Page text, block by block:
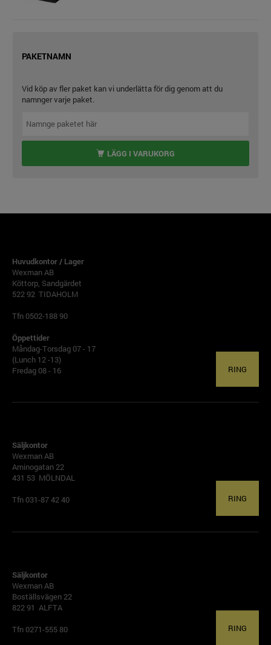
PAKETNAMN
Vid köp av fler paket kan vi underlätta för dig genom att du
namnger varje paket.
LÄGG I VARUKORG
Huvudkontor / Lager
Wexman AB
Köttorp, Sandgärdet
522 92 TIDAHOLM
Tfn 0502-188 90
Öppettider
Måndag-Torsdag 07 - 17
(Lunch 12 -13)
Fredag 08 - 16
RING
Säljkontor
Wexman AB
Aminogatan 22
431 53 MÖLNDAL
Tfn 031-87 42 40
RING
Säljkontor
Wexman AB
Boställsvägen 22
822 91 ALFTA
Tfn 0271-555 80
RING